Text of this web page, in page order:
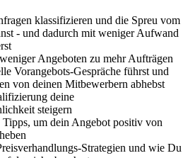
klassifizieren und die Spreu vom
- und dadurch mit weniger Aufwand
Angeboten zu mehr Aufträgen
Vorangebots-Gespräche führst und
von deinen Mitbewerbern abhebst
deine
steigern
Tipps, um dein Angebot positiv von
Strategien und wie Du